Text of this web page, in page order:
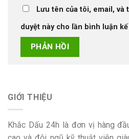
Lưu tên của tôi, email,
duyệt này cho lần bình luận
GIỚI THIỆU
Khắc Dấu 24h là đơn vị hàng